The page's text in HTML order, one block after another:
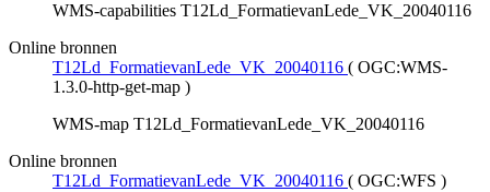
WMS-capabilities T12Ld_FormatievanLede_VK_20040116
Online bronnen
T12Ld_FormatievanLede_VK_20040116 ( OGC:WMS-
1.3.0-http-get-map )
WMS-map T12Ld_FormatievanLede_VK_20040116
Online bronnen
T12Ld_FormatievanLede_VK_20040116 ( OGC:WFS )